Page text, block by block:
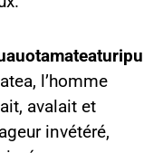
l’homme
avalait et
invétéré,